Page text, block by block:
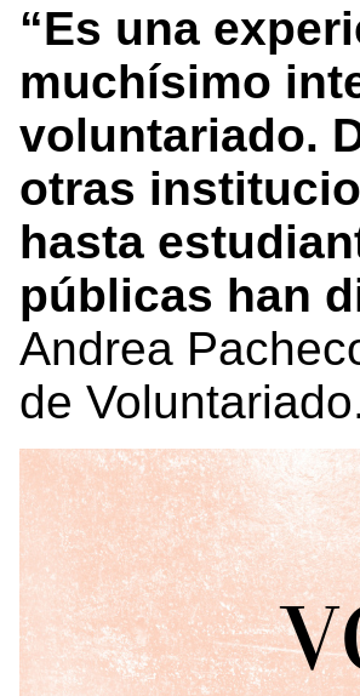
“Es una
muchísimo
voluntariado.
otras
hasta
públicas han
Andrea
de